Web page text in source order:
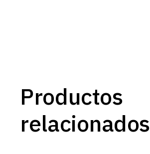
Productos
relacionados